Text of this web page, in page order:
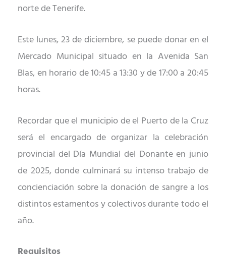
norte de Tenerife.
Este lunes, 23 de diciembre, se puede donar en el
Mercado Municipal situado en la Avenida San
Blas, en horariode 10:45 a 13:30 y de 17:00 a 20:45
horas.
Recordar que el municipio de el Puerto de la Cruz
será el encargado de organizar la celebración
provincial del Día Mundial del Donanteen junio
de 2025, donde culminará su intenso trabajo de
concienciación sobre la donación de sangre a los
distintosestamentos y colectivos durante todo el
año.